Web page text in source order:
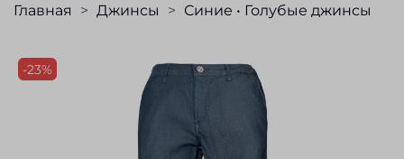
Главная Джинсы Синие • Голубые джинсы
-23%